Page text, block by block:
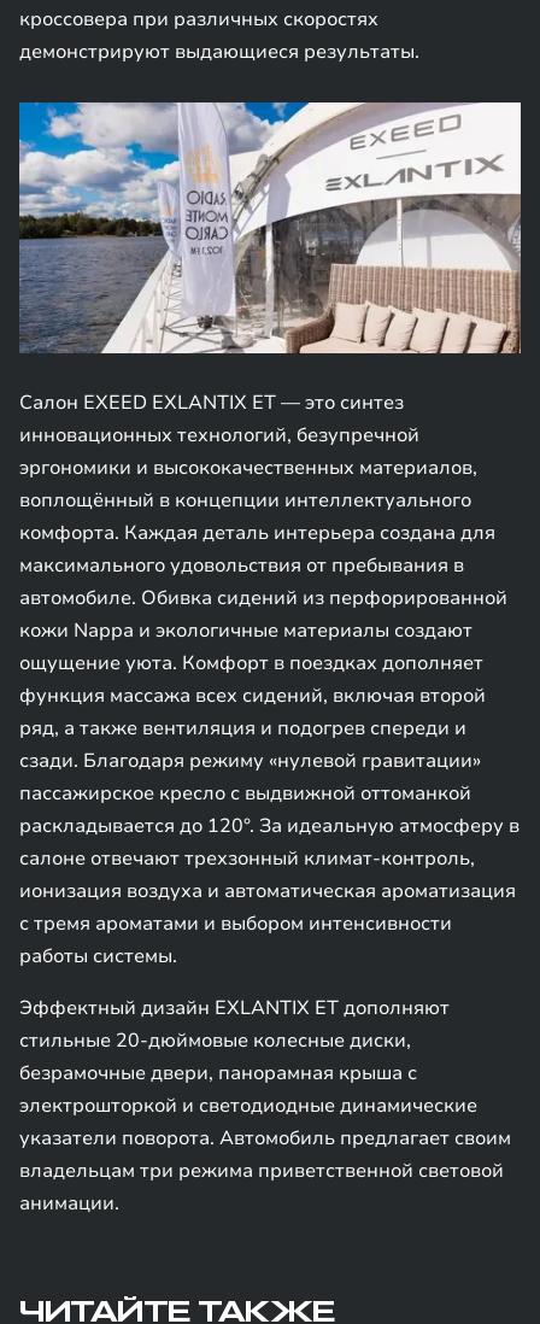
кроссовера при различных скоростях
демонстрируют выдающиеся результаты.
Салон EXEED EXLANTIX ET — это синтез
инновационных технологий, безупречной
эргономики и высококачественных материалов,
воплощённый в концепции интеллектуального
комфорта. Каждая деталь интерьера создана для
максимального удовольствия от пребывания в
автомобиле. Обивка сидений из перфорированной
кожи Nappa и экологичные материалы создают
ощущение уюта. Комфорт в поездках дополняет
функция массажа всех сидений, включая второй
ряд, а также вентиляция и подогрев спереди и
сзади. Благодаря режиму «нулевой гравитации»
пассажирское кресло с выдвижной оттоманкой
раскладывается до 120°. За идеальную атмосферу в
салоне отвечают трехзонный климат-контроль,
ионизация воздуха и автоматическая ароматизация
с тремя ароматами и выбором интенсивности
работы системы.
Эффектный дизайн EXLANTIX ET дополняют
стильные 20-дюймовые колесные диски,
безрамочные двери, панорамная крыша с
электрошторкой и светодиодные динамические
указатели поворота. Автомобиль предлагает своим
владельцам три режима приветственной световой
анимации.
ЧИТАЙТЕ ТАКЖЕ